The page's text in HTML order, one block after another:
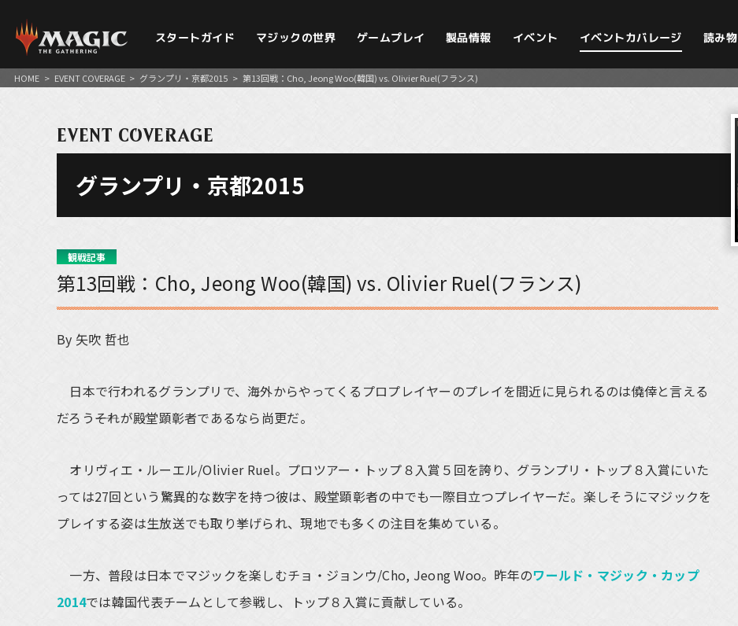
スタートガイド マジックの世界 ゲームプレイ 製品情報 イベント イベントカバレージ 読み物
HOME > EVENT COVERAGE > グランプリ・京都2015 > 第13回戦：Cho, Jeong Woo(韓国) vs. Olivier Ruel(フランス)
EVENT COVERAGE
グランプリ・京都2015
観戦記事
第13回戦：Cho, Jeong Woo(韓国) vs. Olivier Ruel(フランス)
By 矢吹 哲也
日本で行われるグランプリで、海外からやってくるプロプレイヤーのプレイを間近に見られるのは僥倖と言える
だろう――それが殿堂顕彰者であるなら尚更だ。
オリヴィエ・ルーエル/Olivier Ruel。プロツアー・トップ８入賞５回を誇り、グランプリ・トップ８入賞にいた
っては27回という驚異的な数字を持つ彼は、殿堂顕彰者の中でも一際目立つプレイヤーだ。楽しそうにマジックを
プレイする姿は生放送でも取り挙げられ、現地でも多くの注目を集めている。
一方、普段は日本でマジックを楽しむチョ・ジョンウ/Cho, Jeong Woo。昨年のワールド・マジック・カップ
2014では韓国代表チームとして参戦し、トップ８入賞に貢献している。